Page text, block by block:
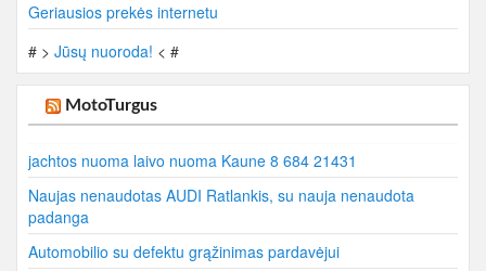
Geriausios prekės internetu
# > Jūsų nuoroda! < #
MotoTurgus
jachtos nuoma laivo nuoma Kaune 8 684 21431
Naujas nenaudotas AUDI Ratlankis, su nauja nenaudota
padanga
Automobilio su defektu grąžinimas pardavėjui